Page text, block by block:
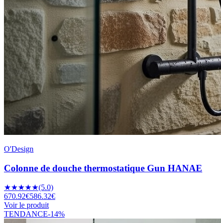
O'Design
Colonne de douche thermostatique Gun HANAE
★★★★★(5.0)
670.92€586.32€
Voir le produit
TENDANCE-14%